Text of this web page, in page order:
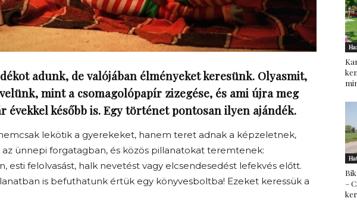
család
adunk, de valójában élményeket keresünk. Olyasmit,
mint a csomagolópapír zizegése, és ami újra meg
évekkel később is. Egy történet pontosan ilyen ajándék.
lekötik a gyerekeket, hanem teret adnak a képzeletnek,
ünnepi forgatagban, és közös pillanatokat teremtenek:
esti felolvasást, halk nevetést vagy elcsendesedést lefekvés előtt.
is befuthatunk értük egy könyvesboltba! Ezeket keressük a
–